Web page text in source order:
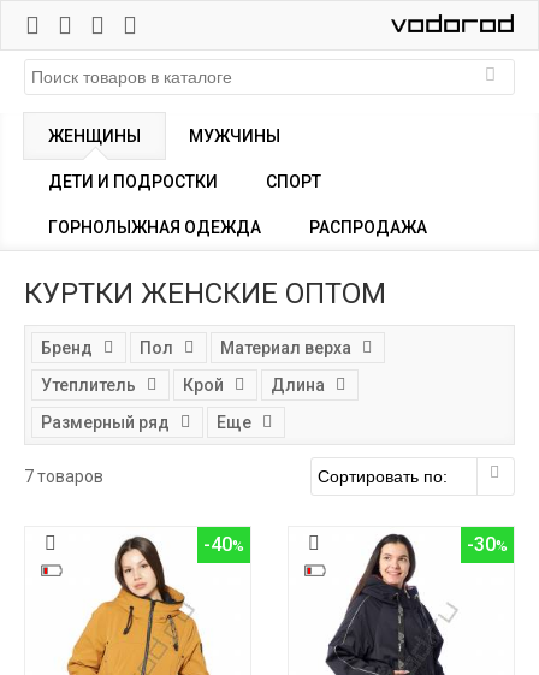
ЖЕНЩИНЫ МУЖЧИНЫ
ДЕТИ И ПОДРОСТКИ СПОРТ
ГОРНОЛЫЖНАЯ ОДЕЖДА РАСПРОДАЖА
КУРТКИ ЖЕНСКИЕ ОПТОМ
Бренд Пол
Материал верха
Утеплитель
Крой
Длина
Размерный ряд
Еще
7 товаров
-40 -30